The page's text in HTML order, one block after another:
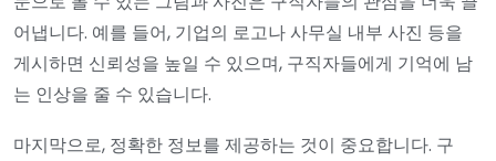
어냅니다. 예를 들어, 기업의 로고나 사무실 내부 사진 등을
게시하면 신뢰성을 높일 수 있으며, 구직자들에게 기억에 남
는 인상을 줄 수 있습니다.
마지막으로, 정확한 정보를 제공하는 것이 중요합니다. 구